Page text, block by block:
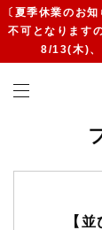
〔夏季休業のお
不可となります
8/13(木)、
【並